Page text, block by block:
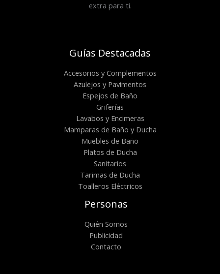
extra para ti.
Guías Destacadas
Accesorios y Complementos
Azulejos y Pavimentos
Espejos de Baño
Griferías
Lavabos y Encimeras
Mamparas de Baño y Ducha
Muebles de Baño
Platos de Ducha
Sanitarios
Tarimas de Ducha
Toalleros Eléctricos
Personas
Quién Somos
Publicidad
Contacto